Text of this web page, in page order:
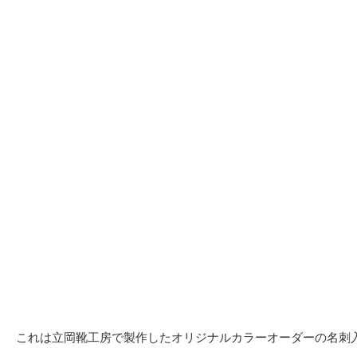
これは立岡靴工房で製作したオリジナルカラーオーダーの名刺